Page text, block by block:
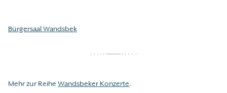
Bürgersaal Wandsbek
Mehr zur Reihe Wandsbeker Konzerte.